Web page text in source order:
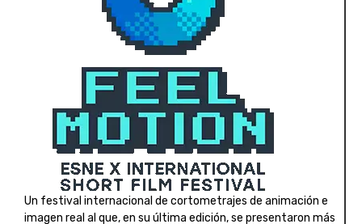
Un festival internacional de cortometrajes de animación e
imagen real al que, en su última edición, se presentaron más